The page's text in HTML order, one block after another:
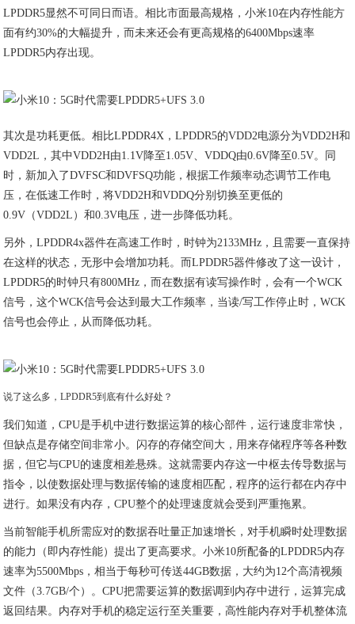
LPDDR5显然不可同日而语。相比市面最高规格，小米10在内存性能方
面有约30%的大幅提升，而未来还会有更高规格的6400Mbps速率
LPDDR5内存出现。
其次是功耗更低。相比LPDDR4X，LPDDR5的VDD2电源分为VDD2H和
VDD2L，其中VDD2H由1.1V降至1.05V、VDDQ由0.6V降至0.5V。同
时，新加入了DVFSC和DVFSQ功能，根据工作频率动态调节工作电
压，在低速工作时，将VDD2H和VDDQ分别切换至更低的
0.9V（VDD2L）和0.3V电压，进一步降低功耗。
另外，LPDDR4x器件在高速工作时，时钟为2133MHz，且需要一直保持
在这样的状态，无形中会增加功耗。而LPDDR5器件修改了这一设计，
LPDDR5的时钟只有800MHz，而在数据有读写操作时，会有一个WCK
信号，这个WCK信号会达到最大工作频率，当读/写工作停止时，WCK
信号也会停止，从而降低功耗。
说了这么多，LPDDR5到底有什么好处？
我们知道，CPU是手机中进行数据运算的核心部件，运行速度非常快，
但缺点是存储空间非常小。闪存的存储空间大，用来存储程序等各种数
据，但它与CPU的速度相差悬殊。这就需要内存这一中枢去传导数据与
指令，以使数据处理与数据传输的速度相匹配，程序的运行都在内存中
进行。如果没有内存，CPU整个的处理速度就会受到严重拖累。
当前智能手机所需应对的数据吞吐量正加速增长，对手机瞬时处理数据
的能力（即内存性能）提出了更高要求。小米10所配备的LPDDR5内存
速率为5500Mbps，相当于每秒可传送44GB数据，大约为12个高清视频
文件（3.7GB/个）。CPU把需要运算的数据调到内存中进行，运算完成
返回结果。内存对手机的稳定运行至关重要，高性能内存对手机整体流